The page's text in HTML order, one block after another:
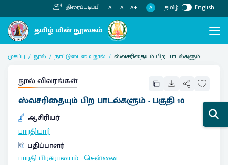
திரைப்படிப்பி A- A A+ A தமிழ் English
முகப்பு நூல் நாட்டுடைமை நூல் ஸ்வசரிதையும் பிற பாடல்களும்
நூல் விவரங்கள்
ஸ்வசரிதையும் பிற பாடல்களும் - பகுதி 10
ஆசிரியர்
பாரதியார்
பதிப்பாளர்
பாரதி பிரசுராலயம்:சென்னை